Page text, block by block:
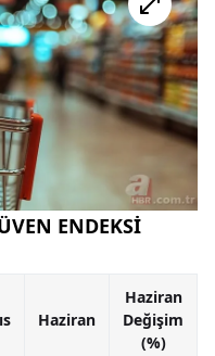
ENDEKSİ
Haziran
Haziran
Değişim
(%)